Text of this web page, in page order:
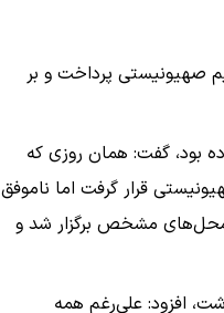
کشور در جریان جنگ تحمیلی 12روزه با رژیم صهیونیستی پرداخت و بر
بود، گفت: همان روزی که
قرار گرفت اما ناموفق
و در محل‌های مشخص برگزار شد و
افزود: علی‌رغم همه